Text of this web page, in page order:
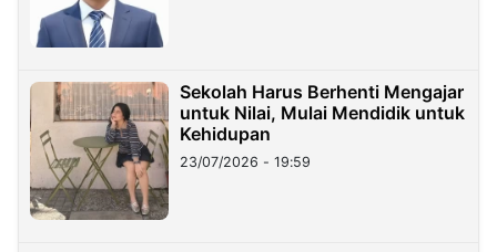
Sekolah Harus Berhenti Mengajar
untuk Nilai, Mulai Mendidik untuk
Kehidupan
23/07/2026 - 19:59